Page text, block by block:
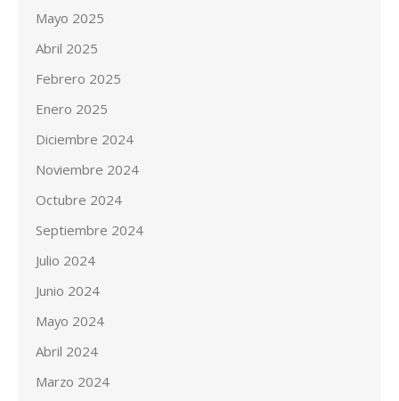
Mayo 2025
Abril 2025
Febrero 2025
Enero 2025
Diciembre 2024
Noviembre 2024
Octubre 2024
Septiembre 2024
Julio 2024
Junio 2024
Mayo 2024
Abril 2024
Marzo 2024